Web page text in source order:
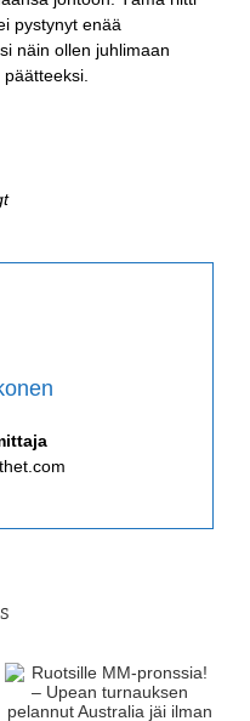
pystynyt enää
näin ollen juhlimaan